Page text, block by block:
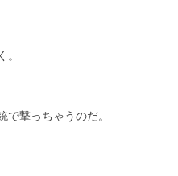
撃っちゃうのだ。